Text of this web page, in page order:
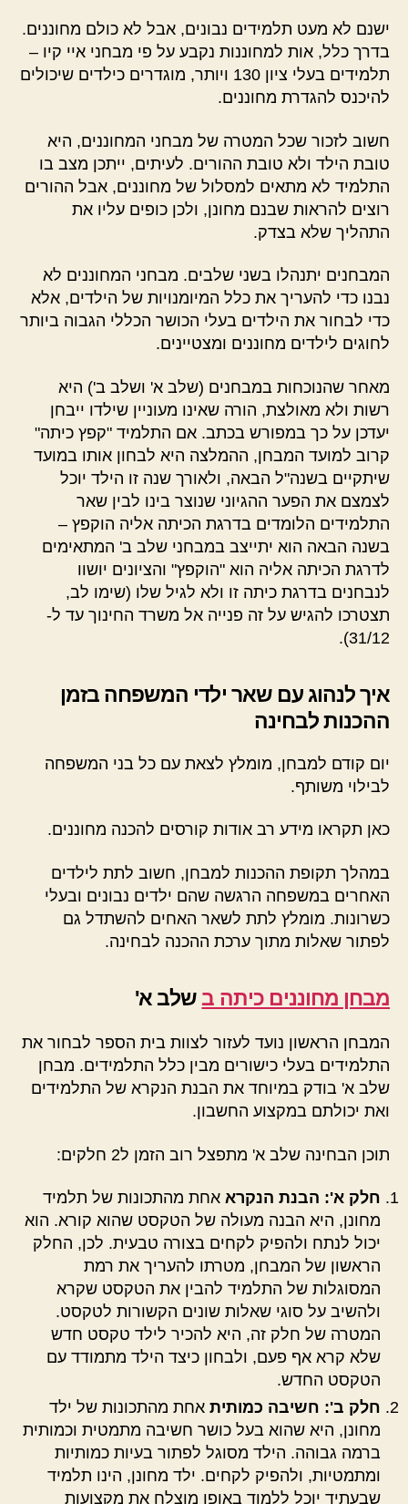
ישנם לא מעט תלמידים נבונים, אבל לא כולם מחוננים.
בדרך כלל, אות למחוננות נקבע על פי מבחני איי קיו –
תלמידים בעלי ציון 130 ויותר, מוגדרים כילדים שיכולים
להיכנס להגדרת מחוננים.
חשוב לזכור שכל המטרה של מבחני המחוננים, היא
טובת הילד ולא טובת ההורים. לעיתים, ייתכן מצב בו
התלמיד לא מתאים למסלול של מחוננים, אבל ההורים
רוצים להראות שבנם מחונן, ולכן כופים עליו את
התהליך שלא בצדק.
המבחנים יתנהלו בשני שלבים. מבחני המחוננים לא
נבנו כדי להעריך את כלל המיומנויות של הילדים, אלא
כדי לבחור את הילדים בעלי הכושר הכללי הגבוה ביותר
לחוגים לילדים מחוננים ומצטיינים.
מאחר שהנוכחות במבחנים (שלב א' ושלב ב') היא
רשות ולא מאולצת, הורה שאינו מעוניין שילדו ייבחן
יעדכן על כך במפורש בכתב. אם התלמיד "קפץ כיתה"
קרוב למועד המבחן, ההמלצה היא לבחון אותו במועד
שיתקיים בשנה"ל הבאה, ולאורך שנה זו הילד יוכל
לצמצם את הפער ההגיוני שנוצר בינו לבין שאר
התלמידים הלומדים בדרגת הכיתה אליה הוקפץ –
בשנה הבאה הוא יתייצב במבחני שלב ב' המתאימים
לדרגת הכיתה אליה הוא "הוקפץ" והציונים יושוו
לנבחנים בדרגת כיתה זו ולא לגיל שלו (שימו לב,
תצטרכו להגיש על זה פנייה אל משרד החינוך עד ל-
31/12).
איך לנהוג עם שאר ילדי המשפחה בזמן
ההכנות לבחינה
יום קודם למבחן, מומלץ לצאת עם כל בני המשפחה
לבילוי משותף.
כאן תקראו מידע רב אודות קורסים להכנה מחוננים.
במהלך תקופת ההכנות למבחן, חשוב לתת לילדים
האחרים במשפחה הרגשה שהם ילדים נבונים ובעלי
כשרונות. מומלץ לתת לשאר האחים להשתדל גם
לפתור שאלות מתוך ערכת ההכנה לבחינה.
מבחן מחוננים כיתה ב שלב א'
המבחן הראשון נועד לעזור לצוות בית הספר לבחור את
התלמידים בעלי כישורים מבין כלל התלמידים. מבחן
שלב א' בודק במיוחד את הבנת הנקרא של התלמידים
ואת יכולתם במקצוע החשבון.
תוכן הבחינה שלב א' מתפצל רוב הזמן ל2 חלקים:
חלק א': הבנת הנקרא אחת מהתכונות של תלמיד
מחונן, היא הבנה מעולה של הטקסט שהוא קורא. הוא
יכול לנתח ולהפיק לקחים בצורה טבעית. לכן, החלק
הראשון של המבחן, מטרתו להעריך את רמת
המסוגלות של התלמיד להבין את הטקסט שקרא
ולהשיב על סוגי שאלות שונים הקשורות לטקסט.
המטרה של חלק זה, היא להכיר לילד טקסט חדש
שלא קרא אף פעם, ולבחון כיצד הילד מתמודד עם
הטקסט החדש.
חלק ב': חשיבה כמותית אחת מהתכונות של ילד
מחונן, היא שהוא בעל כושר חשיבה מתמטית וכמותית
ברמה גבוהה. הילד מסוגל לפתור בעיות כמותיות
ומתמטיות, ולהפיק לקחים. ילד מחונן, הינו תלמיד
שבעתיד יוכל ללמוד באופן מוצלח את מקצועות